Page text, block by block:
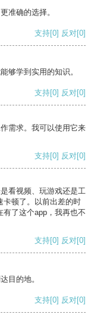
准确的选择。
支持[0] 反对[0]
够学到实用的知识。
支持[0] 反对[0]
需求。我可以使用它来
支持[0] 反对[0]
看视频、玩游戏还是工
卡顿了。以前出差的时
了这个app，我再也不
支持[0] 反对[0]
目的地。
支持[0] 反对[0]